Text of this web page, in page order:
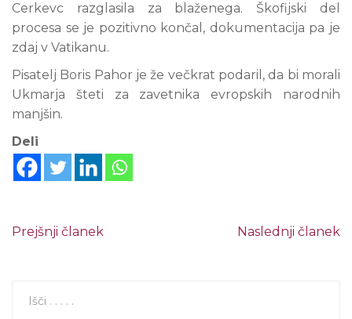
Cerkevc razglasila za blaženega. Škofijski del
procesa se je pozitivno končal, dokumentacija pa je
zdaj v Vatikanu.
Pisatelj Boris Pahor je že večkrat podaril, da bi morali
Ukmarja šteti za zavetnika evropskih narodnih
manjšin.
Deli
Prejšnji članek Naslednji članek